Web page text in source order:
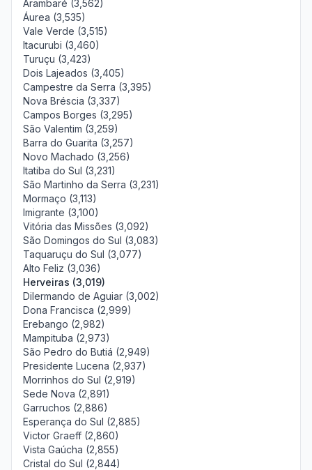
Arambaré (3,562)
Áurea (3,535)
Vale Verde (3,515)
Itacurubi (3,460)
Turuçu (3,423)
Dois Lajeados (3,405)
Campestre da Serra (3,395)
Nova Bréscia (3,337)
Campos Borges (3,295)
São Valentim (3,259)
Barra do Guarita (3,257)
Novo Machado (3,256)
Itatiba do Sul (3,231)
São Martinho da Serra (3,231)
Mormaço (3,113)
Imigrante (3,100)
Vitória das Missões (3,092)
São Domingos do Sul (3,083)
Taquaruçu do Sul (3,077)
Alto Feliz (3,036)
Herveiras (3,019)
Dilermando de Aguiar (3,002)
Dona Francisca (2,999)
Erebango (2,982)
Mampituba (2,973)
São Pedro do Butiá (2,949)
Presidente Lucena (2,937)
Morrinhos do Sul (2,919)
Sede Nova (2,891)
Garruchos (2,886)
Esperança do Sul (2,885)
Victor Graeff (2,860)
Vista Gaúcha (2,855)
Cristal do Sul (2,844)